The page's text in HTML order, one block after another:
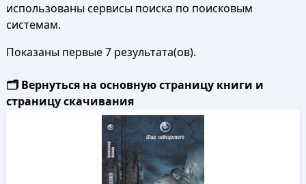
использованы сервисы поиска по поисковым
системам.
Показаны первые 7 результата(ов).
🗂️ Вернуться на основную страницу книги и
страницу скачивания